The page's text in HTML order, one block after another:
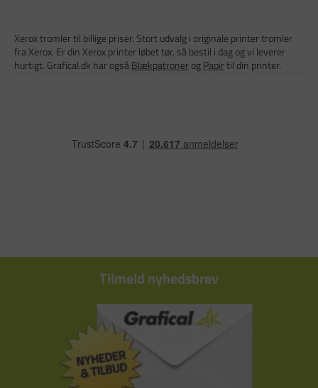
Xerox tromler til billige priser. Stort udvalg i originale printer tromler
fra Xerox. Er din Xerox printer løbet tør, så bestil i dag og vi leverer
hurtigt. Grafical.dk har ogsåBlækpatronerogPapirtil din printer.
Tilmeld nyhedsbrev